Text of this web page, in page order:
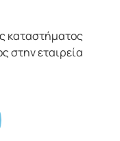
καταστήματος
στην εταιρεία